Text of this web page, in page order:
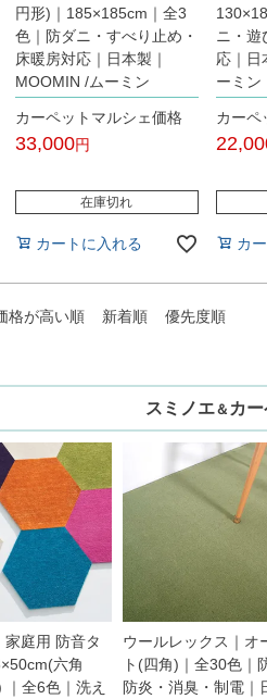
円形)｜185×185cm｜全3
色｜防ダニ・すべり止め・
床暖房対応｜日本製｜
MOOMIN /ムーミン
カーペットマルシェ価格
33,000
在庫切れ
カートに入れる
ニ・遊
応｜日
ーミン
カーペ
カ
格が高い順 新着順 優先度順
スミノエ＆ カ
庭用 防音タ
六角
全6色｜洗え
ウールレックス｜オ
ト(四角)｜全30色｜
防炎・消臭・制電｜